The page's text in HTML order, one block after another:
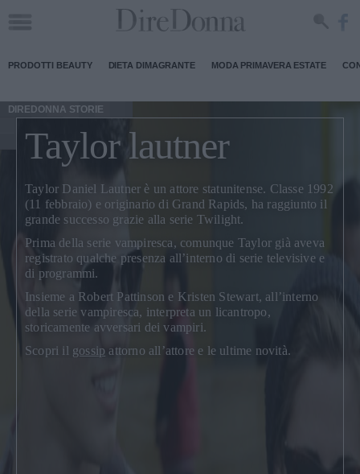
PRODOTTI BEAUTY DIETA DIMAGRANTE MODA PRIMAVERA ESTATE
DIREDONNA STORIE
Taylor lautner
Taylor Daniel Lautner è un attore statunitense. Classe 1992
(11 febbraio) e originario di Grand Rapids, ha raggiunto il
grande successo grazie alla serie Twilight.
Prima della serie vampiresca, comunque Taylor già aveva
registrato qualche presenza all’interno di serie televisive e
di programmi.
Insieme a Robert Pattinson e Kristen Stewart, all’interno
della serie vampiresca, interpreta un licantropo,
storicamente avversari dei vampiri.
Scopri il gossip attorno all’attore e le ultime novità.